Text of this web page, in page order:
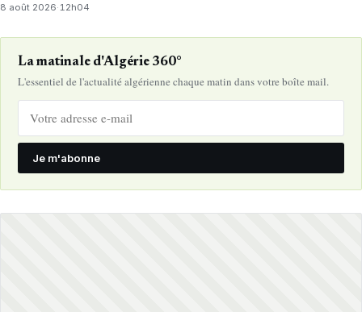
8 août 2026·12h04
La matinale d'Algérie 360°
L'essentiel de l'actualité algérienne chaque matin dans votre boîte mail.
Je m'abonne